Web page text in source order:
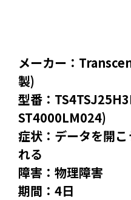
メーカー：
製)
型番：
ST4000LM024)
症状：データを開
れる
障害：物理障害
期間：4日